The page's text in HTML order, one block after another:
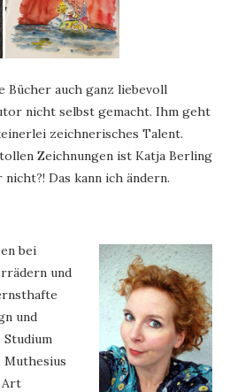
Bücher auch ganz liebevoll
nicht selbst gemacht. Ihm geht
zeichnerisches Talent.
Zeichnungen ist Katja Berling
Das kann ich ändern.
bei
und
und
Muthesius
Art